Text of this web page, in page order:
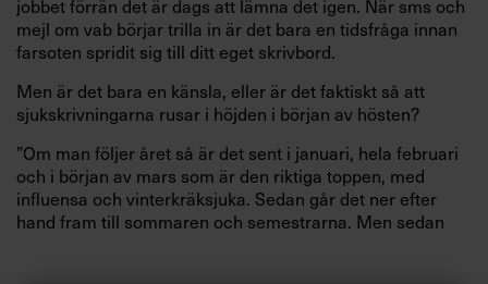
jobbet förrän det är dags att lämna det igen. När sms och
mejl om vab börjar trilla in är det bara en tidsfråga innan
farsoten spridit sig till ditt eget skrivbord.
Men är det bara en känsla, eller är det faktiskt så att
sjukskrivningarna rusar i höjden i början av hösten?
”Om man följer året så är det sent i januari, hela februari
och i början av mars som är den riktiga toppen, med
influensa och vinterkräksjuka. Sedan går det ner efter
hand fram till sommaren och semestrarna. Men sedan